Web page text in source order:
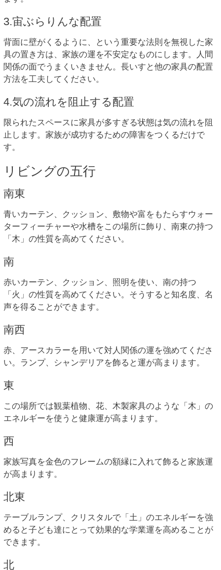
3.宙ぶらりんな配置
背面に壁がくるように、という重要な法則を無視した家
具の置き方は、家族の運を不安定なものにします。人間
関係の面でうまくいきません。長いすと他の家具の配置
方法を工夫してください。
4.気の流れを阻止する配置
限られたスペースに家具が多すぎる状態は気の流れを阻
止します。家族が成功するための障害をつくるだけで
す。
リビングの五行
南東
青いカーテン、クッション、敷物や富をもたらすウォー
ターフィーチャーや水槽をこの場所に飾り、南東の持つ
「木」の性質を高めてください。
南
赤いカーテン、クッション、照明を使い、南の持つ
「火」の性質を高めてください。そうすると知名度、名
声を得ることができます。
南西
赤、アースカラーを用いて対人関係の運を強めてくださ
い。ランプ、シャンデリアを飾ると運が高まります。
東
この場所では観葉植物、花、木製家具のような「木」の
エネルギーを使うと健康運が高まります。
西
家族写真を金色のフレームの額縁に入れて飾ると家族運
が高まります。
北東
テーブルランプ、クリスタルで「土」のエネルギーを強
めると子ども達にとって効果的な学業運を高めることが
できます。
北